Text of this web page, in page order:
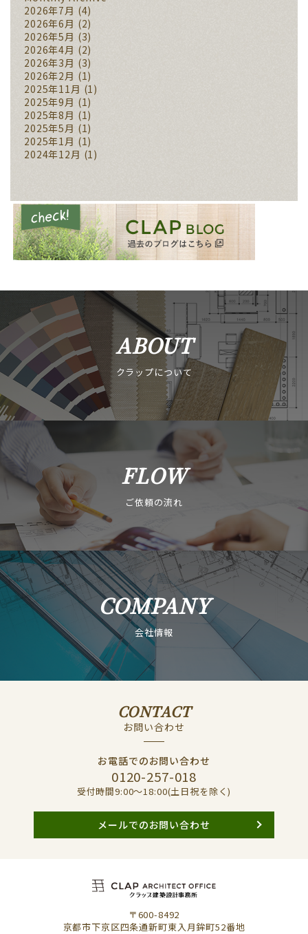
2026年7月 (4)
2026年6月 (2)
2026年5月 (3)
2026年4月 (2)
2026年3月 (3)
2026年2月 (1)
2025年11月 (1)
2025年9月 (1)
2025年8月 (1)
2025年5月 (1)
2025年1月 (1)
2024年12月 (1)
ABOUT
クラップについて
FLOW
ご依頼の流れ
COMPANY
会社情報
CONTACT
お問い合わせ
お電話でのお問い合わせ
0120-257-018
受付時間9:00〜18:00(土日祝を除く)
メールでのお問い合わせ
〒600-8492
京都市下京区四条通新町東入月鉾町52番地